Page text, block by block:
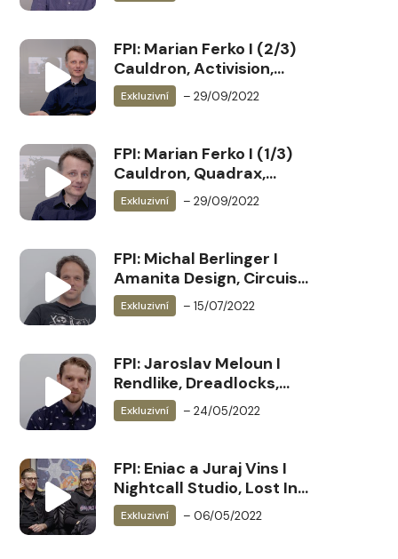
FPI: Marian Ferko I (2/3)
Cauldron, Activision,
Conan, Chaser ….
Exkluzivní – 29/09/2022
FPI: Marian Ferko I (1/3)
Cauldron, Quadrax,
Spellcross …
Exkluzivní – 29/09/2022
FPI: Michal Berlinger I
Amanita Design, Circuis
Atos, FAMU Herní Design,
Pilgrims, Hravouka ….
Exkluzivní – 15/07/2022
FPI: Jaroslav Meloun I
Rendlike, Dreadlocks,
FixFox, Dex…
Exkluzivní – 24/05/2022
FPI: Eniac a Juraj Vins I
Nightcall Studio, Lost In
The Void, HEAVYDELIC 重
いデリック…
Exkluzivní – 06/05/2022